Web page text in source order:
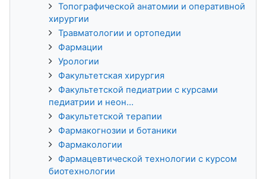
Топографической анатомии и оперативной
хирургии
Травматологии и ортопедии
Фармации
Урологии
Факультетская хирургия
Факультетской педиатрии с курсами
педиатрии и неон...
Факультетской терапии
Фармакогнозии и ботаники
Фармакологии
Фармацевтической технологии с курсом
биотехнологии